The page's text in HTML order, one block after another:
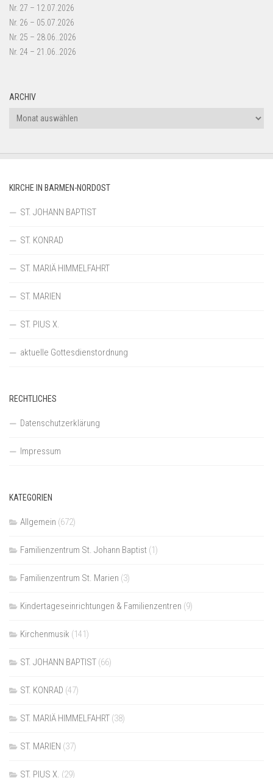
Nr. 27 – 12.07.2026
Nr. 26 – 05.07.2026
Nr. 25 – 28.06..2026
Nr. 24 – 21.06..2026
ARCHIV
Archiv
KIRCHE IN BARMEN-NORDOST
ST. JOHANN BAPTIST
ST. KONRAD
ST. MARIÄ HIMMELFAHRT
ST. MARIEN
ST. PIUS X.
aktuelle Gottesdienstordnung
RECHTLICHES
Datenschutzerklärung
Impressum
KATEGORIEN
Allgemein (672)
Familienzentrum St. Johann Baptist (1)
Familienzentrum St. Marien (3)
Kindertageseinrichtungen & Familienzentren (9)
Kirchenmusik (141)
ST. JOHANN BAPTIST (66)
ST. KONRAD (47)
ST. MARIÄ HIMMELFAHRT (38)
ST. MARIEN (37)
ST. PIUS X. (29)